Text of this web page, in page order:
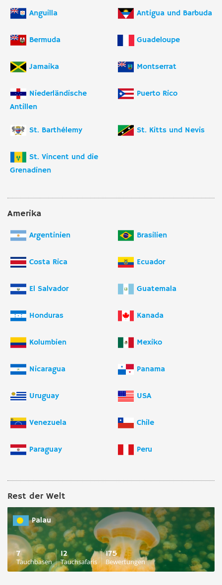
Anguilla Antigua und Barbuda
Bermuda Guadeloupe
Jamaika Montserrat
Niederländische
Antillen
Puerto Rico
St. Barthélemy St. Kitts und Nevis
St. Vincent und die
Grenadinen
Amerika
Argentinien Brasilien
Costa Rica Ecuador
El Salvador Guatemala
Honduras Kanada
Kolumbien Mexiko
Nicaragua Panama
Uruguay USA
Venezuela Chile
Paraguay Peru
Rest der Welt
Palau
7
Tauchbasen
12
Tauchsafaris
175
Bewertungen